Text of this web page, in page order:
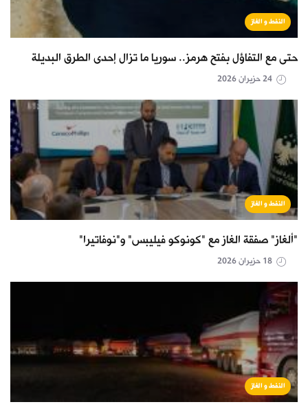
النفط و الغاز
حتى مع التفاؤل بفتح هرمز.. سوريا ما تزال إحدى الطرق البديلة
النفط و الغاز
"ألغاز" صفقة الغاز مع "كونوكو فيليبس" و"نوفاتيرا"
النفط و الغاز